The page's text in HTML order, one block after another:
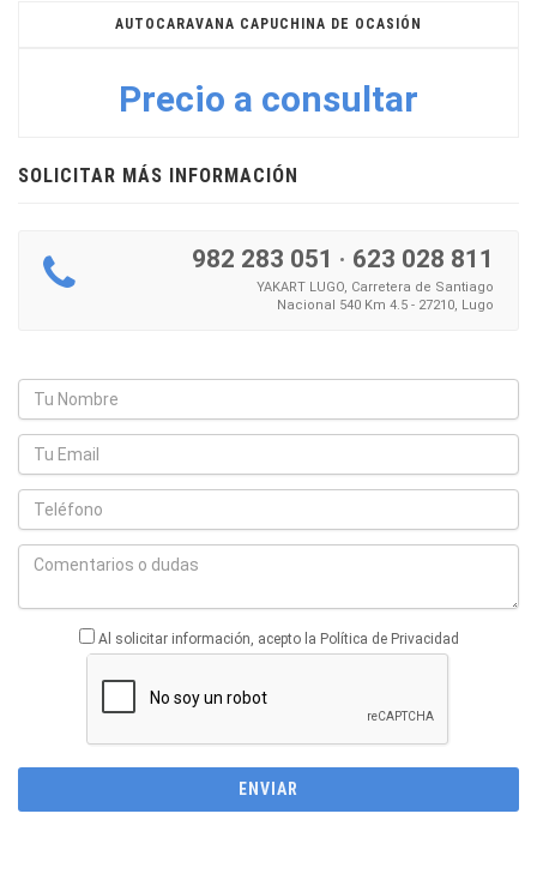
AUTOCARAVANA CAPUCHINA DE OCASIÓN
Precio a consultar
SOLICITAR MÁS INFORMACIÓN
982 283 051 · 623 028 811
YAKART LUGO, Carretera de Santiago
Nacional 540 Km 4.5 - 27210, Lugo
Al solicitar información, acepto la Política de Privacidad